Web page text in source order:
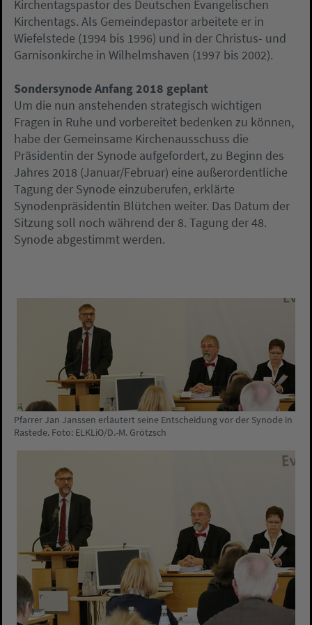
Kirchentagspastor des Deutschen Evangelischen
Kirchentags. Als Gemeindepastor arbeitete er in
Wiefelstede (1994 bis 1996) und in der Christus- und
Garnisonkirche in Wilhelmshaven (1997 bis 2002).
Sondersynode Anfang 2018 geplant
Um die nun anstehenden strategisch wichtigen
Fragen in Ruhe und vorbereitet bedenken zu können,
habe der Gemeinsame Kirchenausschuss die
Präsidentin der Synode aufgefordert, zu Beginn des
Jahres 2018 (Januar/Februar) eine außerordentliche
Tagung der Synode einzuberufen, erklärte
Synodenpräsidentin Blütchen weiter. Das Datum der
Sitzung soll noch während der 8. Tagung der 48.
Synode abgestimmt werden.
Pfarrer Jan Janssen erläutert seine Entscheidung vor der Synode in
Rastede. Foto: ELKLiO/D.-M. Grötzsch